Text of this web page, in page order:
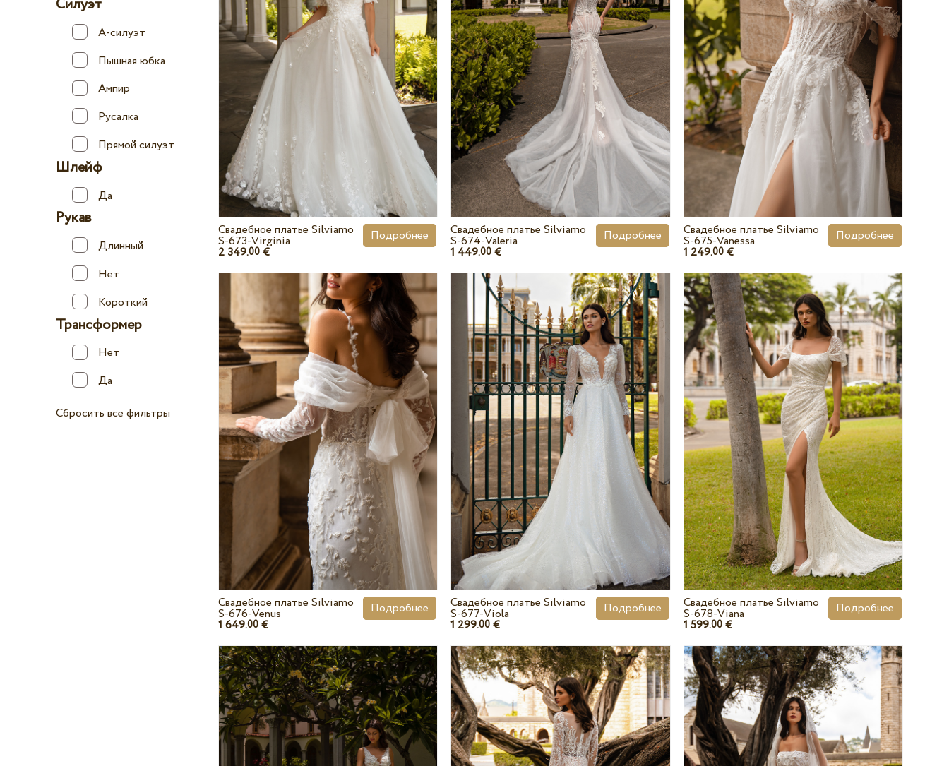
Силуэт
А-силуэт
Пышная юбка
Ампир
Русалка
Прямой силуэт
Шлейф
Да
Рукав
Длинный
Нет
Короткий
Трансформер
Нет
Да
Сбросить все фильтры
Свадебное платье Silviamo
S-673-Virginia
2 349.00 €
Подробнее Свадебное платье Silviamo
S-674-Valeria
1 449.00 €
Подробнее Свадебное платье Silviamo
S-675-Vanessa
1 249.00€
Подробнее
Свадебное платье Silviamo
S-676-Venus
1 649.00 €
Подробнее Свадебное платье Silviamo
S-677-Viola
1 299.00 €
Подробнее Свадебное платье Silviamo
S-678-Viana
1 599.00€
Подробнее